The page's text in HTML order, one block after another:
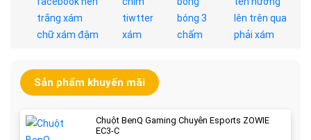
Sản phẩm khuyến mãi
Chuột BenQ Gaming Chuyên Esports ZOWIE
EC3-C